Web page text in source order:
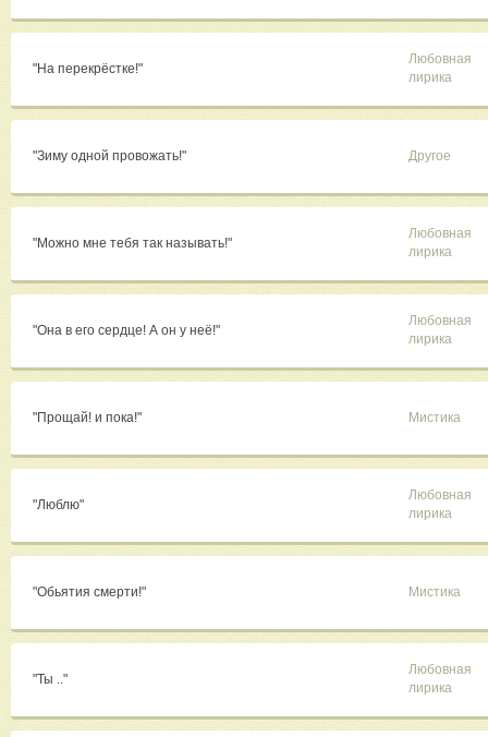
"На перекрёстке!"
Любовная
лирика
"Зиму одной провожать!" Другое
"Можно мне тебя так называть!"
Любовная
лирика
"Она в его сердце! А он у неё!"
Любовная
лирика
"Прощай! и пока!" Мистика
"Люблю"
Любовная
лирика
"Обьятия смерти!" Мистика
"Ты .."
Любовная
лирика